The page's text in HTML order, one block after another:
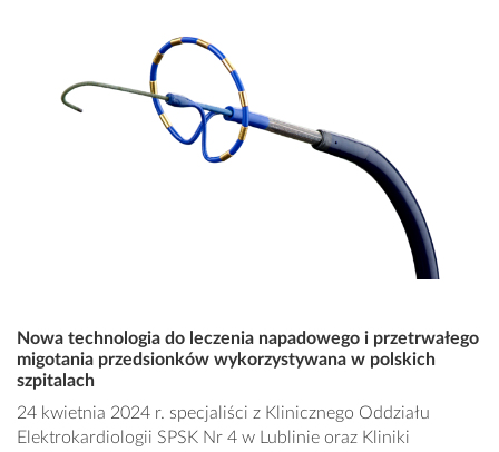
Nowa technologia do leczenia napadowego i przetrwałego
migotania przedsionków wykorzystywana w polskich
szpitalach
24 kwietnia 2024 r. specjaliści z Klinicznego Oddziału
Elektrokardiologii SPSK Nr 4 w Lublinie oraz Kliniki